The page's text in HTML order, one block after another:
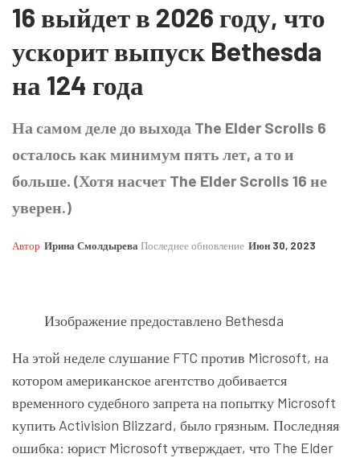
16 выйдет в 2026 году, что
ускорит выпуск Bethesda
на 124 года
На самом деле до выхода The Elder Scrolls 6
осталось как минимум пять лет, а то и
больше. (Хотя насчет The Elder Scrolls 16 не
уверен.)
Автор Ирина СмолдыреваПоследнее обновление Июн 30, 2023
Изображение предоставлено Bethesda
На этой неделе слушание FTC против Microsoft, на
котором американское агентство добивается
временного судебного запрета на попытку Microsoft
купить Activision Blizzard, было грязным. Последняя
ошибка: юрист Microsoft утверждает, что The Elder